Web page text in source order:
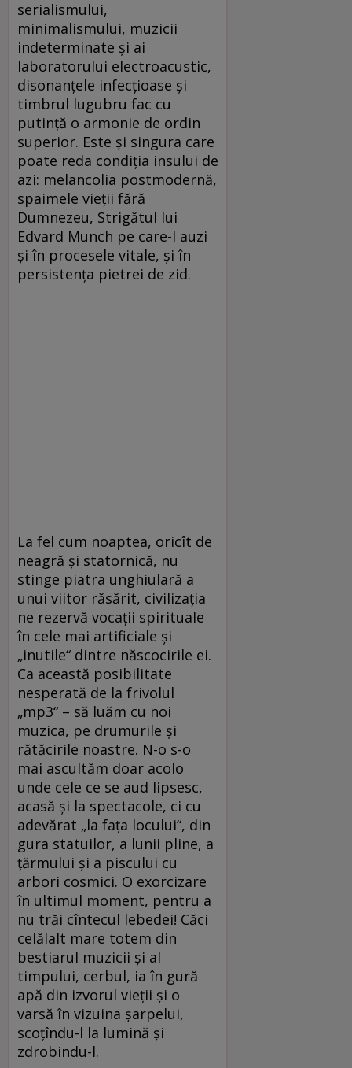
serialismului,
minimalismului, muzicii
indeterminate şi ai
laboratorului electroacustic,
disonanţele infecţioase şi
timbrul lugubru fac cu
putinţă o armonie de ordin
superior. Este şi singura care
poate reda condiţia insului de
azi: melancolia postmodernă,
spaimele vieţii fără
Dumnezeu, Strigătul lui
Edvard Munch pe care-l auzi
şi în procesele vitale, şi în
persistenţa pietrei de zid.
La fel cum noaptea, oricît de
neagră şi statornică, nu
stinge piatra unghiulară a
unui viitor răsărit, civilizaţia
ne rezervă vocaţii spirituale
în cele mai artificiale şi
„inutile“ dintre născocirile ei.
Ca această posibilitate
nesperată de la frivolul
„mp3“ – să luăm cu noi
muzica, pe drumurile şi
rătăcirile noastre. N-o s-o
mai ascultăm doar acolo
unde cele ce se aud lipsesc,
acasă şi la spectacole, ci cu
adevărat „la faţa locului“, din
gura statuilor, a lunii pline, a
ţărmului şi a piscului cu
arbori cosmici. O exorcizare
în ultimul moment, pentru a
nu trăi cîntecul lebedei! Căci
celălalt mare totem din
bestiarul muzicii şi al
timpului, cerbul, ia în gură
apă din izvorul vieţii şi o
varsă în vizuina şarpelui,
scoţîndu-l la lumină şi
zdrobindu-l.